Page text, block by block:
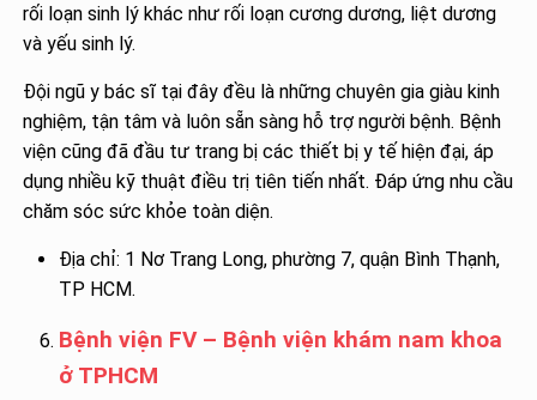
rối loạn sinh lý khác như rối loạn cương dương, liệt dương
và yếu sinh lý.
Đội ngũ y bác sĩ tại đây đều là những chuyên gia giàu kinh
nghiệm, tận tâm và luôn sẵn sàng hỗ trợ người bệnh. Bệnh
viện cũng đã đầu tư trang bị các thiết bị y tế hiện đại, áp
dụng nhiều kỹ thuật điều trị tiên tiến nhất. Đáp ứng nhu cầu
chăm sóc sức khỏe toàn diện.
Địa chỉ: 1 Nơ Trang Long, phường 7, quận Bình Thạnh,
TP HCM.
Bệnh viện FV – Bệnh viện khám nam khoa
ở TPHCM